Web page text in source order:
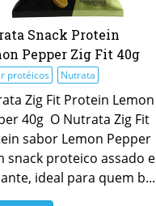
Snack Protein
Pepper Zig Fit 40g
protéicos Nutrata
Zig Fit Protein Lemon
40g O Nutrata Zig Fit
sabor Lemon Pepper
snack proteico assado e
ideal para quem b...